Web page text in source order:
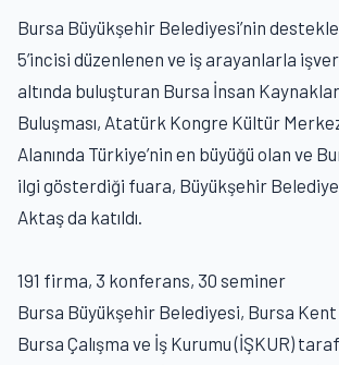
Bursa Büyükşehir Belediyesi’nin
5’incisi düzenlenen ve iş arayanlarla
altında buluşturan Bursa İnsan
Buluşması, Atatürk Kongre Kültür
Alanında Türkiye’nin en büyüğü olan ve
ilgi gösterdiği fuara, Büyükşehir Belediye
Aktaş da katıldı.
191 firma, 3 konferans, 30 seminer
Bursa Büyükşehir Belediyesi, Bursa Kent
Bursa Çalışma ve İş Kurumu (İŞKUR)